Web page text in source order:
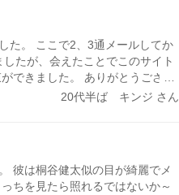
た。 ここで2、3通メールしてか
たが、会えたことでこのサイト
できました。 ありがとうござい
20代半ば キンジ さん
彼は桐谷健太似の目が綺麗でメ
ちを見たら照れるではないか～